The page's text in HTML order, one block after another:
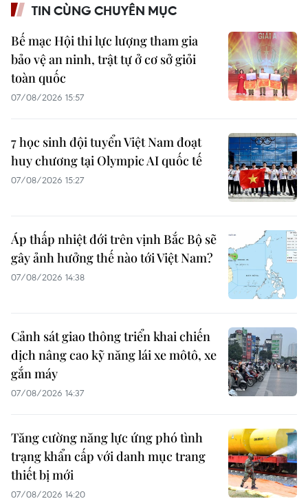
TIN CÙNG CHUYÊN MỤC
Bế mạc Hội thi lực lượng tham gia
bảo vệ an ninh, trật tự ở cơ sở giỏi
toàn quốc
07/08/2026 15:57
7 học sinh đội tuyển Việt Nam đoạt
huy chương tại Olympic AI quốc tế
07/08/2026 15:27
Áp thấp nhiệt đới trên vịnh Bắc Bộ sẽ
gây ảnh hưởng thế nào tới Việt Nam?
07/08/2026 14:38
Cảnh sát giao thông triển khai chiến
dịch nâng cao kỹ năng lái xe môtô, xe
gắn máy
07/08/2026 14:37
Tăng cường năng lực ứng phó tình
trạng khẩn cấp với danh mục trang
thiết bị mới
07/08/2026 14:20